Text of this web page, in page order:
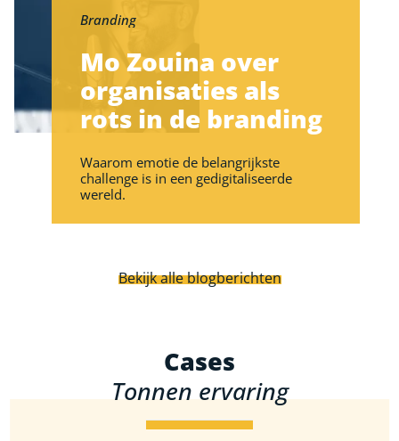
Branding
Mo Zouina over
organisaties als
rots in de branding
Waarom emotie de belangrijkste
challenge is in een gedigitaliseerde
wereld.
Bekijk alle blogberichten
Cases
Tonnen ervaring